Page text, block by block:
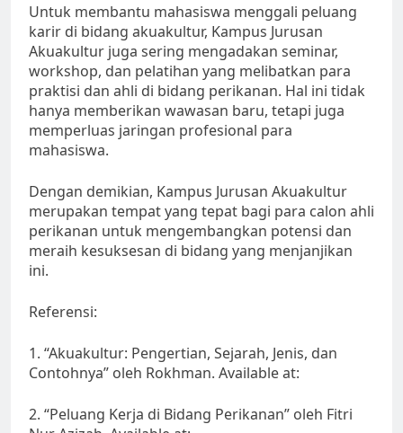
Untuk membantu mahasiswa menggali peluang
karir di bidang akuakultur, Kampus Jurusan
Akuakultur juga sering mengadakan seminar,
workshop, dan pelatihan yang melibatkan para
praktisi dan ahli di bidang perikanan. Hal ini tidak
hanya memberikan wawasan baru, tetapi juga
memperluas jaringan profesional para
mahasiswa.
Dengan demikian, Kampus Jurusan Akuakultur
merupakan tempat yang tepat bagi para calon ahli
perikanan untuk mengembangkan potensi dan
meraih kesuksesan di bidang yang menjanjikan
ini.
Referensi:
1. “Akuakultur: Pengertian, Sejarah, Jenis, dan
Contohnya” oleh Rokhman. Available at:
2. “Peluang Kerja di Bidang Perikanan” oleh Fitri